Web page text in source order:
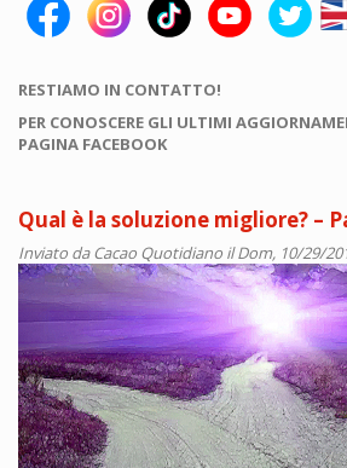
RESTIAMO IN CONTATTO!
PER CONOSCERE GLI ULTIMI
PAGINA FACEBOOK
Qual è la soluzione migliore? –
Inviato daCacao Quotidiano il Dom, 10/29/